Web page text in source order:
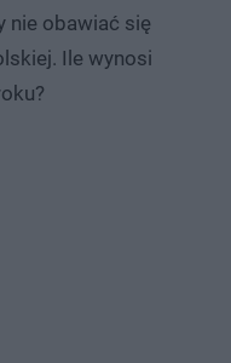
nie obawiać się
Ile wynosi